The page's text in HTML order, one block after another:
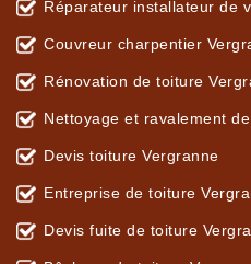
Réparateur installateur de
Couvreur charpentier
Rénovation de toiture
Nettoyage et ravalement
Devis toiture Vergranne
Entreprise de toiture
Devis fuite de toiture